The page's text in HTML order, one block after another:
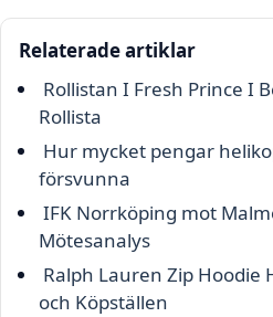
Relaterade artiklar
Rollistan I Fresh Prince I
Rollista
Hur mycket pengar
försvunna
IFK Norrköping mot
Mötesanalys
Ralph Lauren Zip Hoodie
och Köpställen